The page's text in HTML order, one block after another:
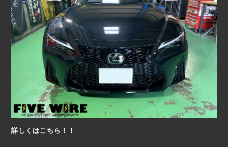
詳しくはこちら！！